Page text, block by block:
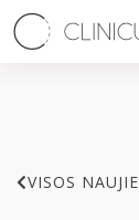
VISOS